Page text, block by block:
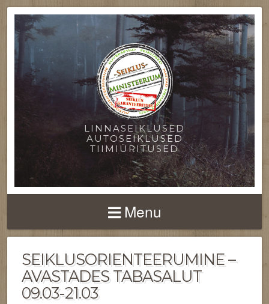
LINNASEIKLUSED
AUTOSEIKLUSED
TIIMIÜRITUSED
Menu
SEIKLUSORIENTEERUMINE –
AVASTADES TABASALUT
09.03-21.03